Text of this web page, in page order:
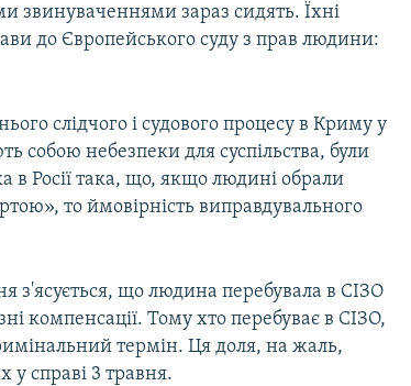
звинуваченнями зараз сидять. Їхні
до Європейського суду з прав людини:
слідчого і судового процесу в Криму у
собою небезпеки для суспільства, були
в Росії така, що, якщо людині обрали
то ймовірність виправдувального
з'ясується, що людина перебувала в СІЗО
компенсації. Тому хто перебуває в СІЗО,
термін. Ця доля, на жаль,
справі 3 травня.